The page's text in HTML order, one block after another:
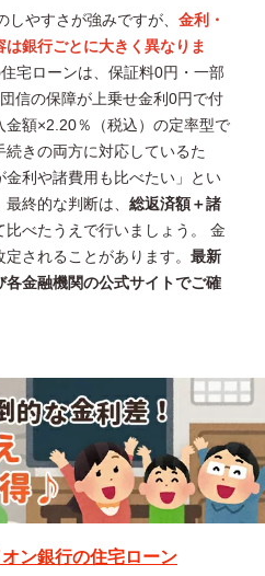
やすさが強みですが、 金利・
銀行ごとに大きく異なりま
宅ローンは、保証料0円・一部
信の保障が上乗せ金利0円で付
額×2.20％（税込）の定率型で
きの両方に対応しているた
利や諸費用も比べたい」とい
終的な判断は、 総返済額＋諸
比べたうえで行いましょう。 金
されることがあります。 最新
金融機関の公式サイトでご確
ン銀行の住宅ローン